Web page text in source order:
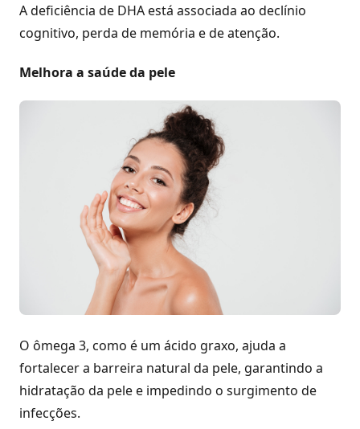
A deficiência de DHA está associada ao declínio
cognitivo, perda de memória e de atenção.
Melhora a saúde da pele
O ômega 3, como é um ácido graxo, ajuda a
fortalecer a barreira natural da pele, garantindo a
hidratação da pele e impedindo o surgimento de
infecções.